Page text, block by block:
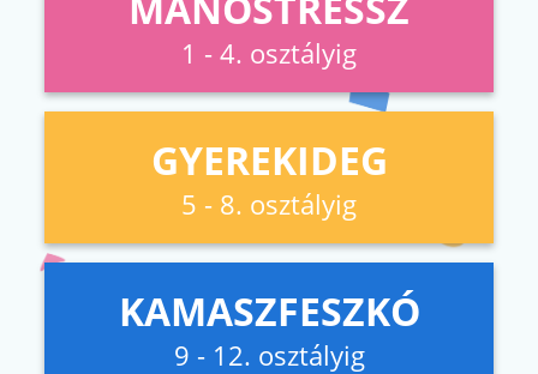
1 - 4. osztályig
GYEREKIDEG
5 - 8. osztályig
KAMASZFESZKÓ
9 - 12. osztályig